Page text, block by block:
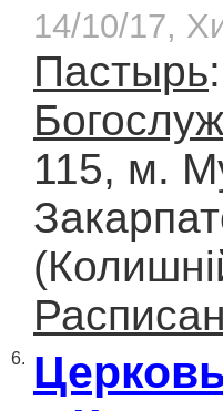
14/10/17,
Пастырь
115, м.
6.